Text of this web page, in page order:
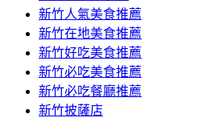
新竹人氣美食推薦
新竹在地美食推薦
新竹好吃美食推薦
新竹必吃美食推薦
新竹必吃餐廳推薦
新竹披薩店